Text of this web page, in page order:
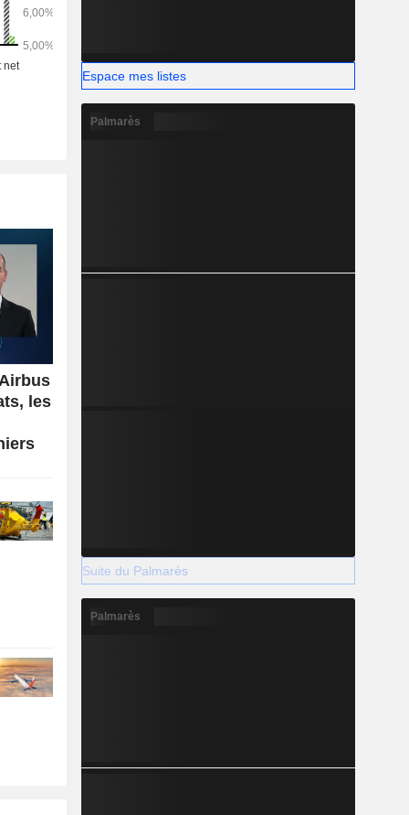
les
Espace mes listes
Palmarès
Suite du Palmarès
Palmarès